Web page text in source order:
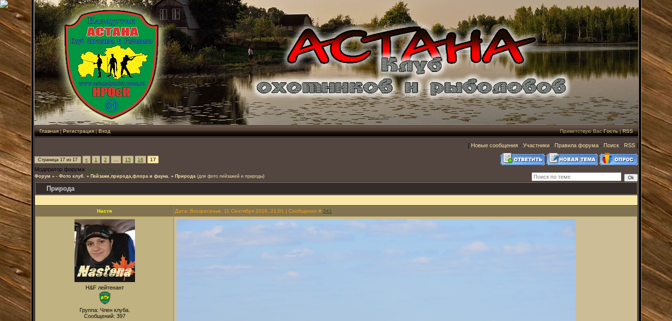
Главная|Регистрация|Вход Приветствую Вас Гость|RSS
[ Новые сообщения · Участники · Правила форума · Поиск · RSS ]
Страница 17 из 17 « 1 2 15 16 17
Модератор форума: Maximus LAN Kot
Форум » - Фото клуб. » Пейзажи,природа,флора и фауна. » Природа (для фото пейзажей и природы)
Природа
Настя Дата: Воскресенье, 11 Сентября 2016, 21:01 | Сообщение # 241
H&F лейтенант
Группа: Член клуба.
Сообщений: 397